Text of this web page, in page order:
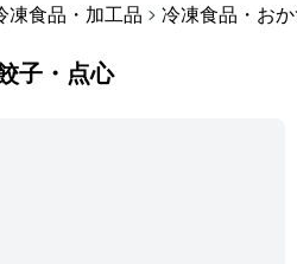
凍食品・加工品 冷凍食品・お
子・点心